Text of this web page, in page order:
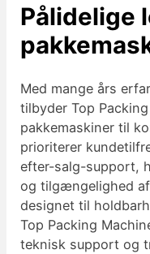
Pålidelige
Med mange års
tilbyder Top
pakkemaskiner til
prioriterer
efter-salg-support,
og tilgængelighed af
designet til
Top Packing
teknisk support og